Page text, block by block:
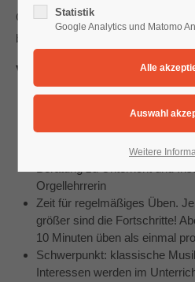
Orgelspiel sein, man kann aber
beginnen.
Voraussetzungen
Freude daran, Orgelspielen
Mindestalter: ca. 7 - 8 Jahre
ein Klavier oder E-Piano zum
elektronische Orgel
Orgellehrrerin
Zeit für regelmäßiges Üben.
größer sind die Fortschritte!
10 Minuten üben als einmal
Schwerpunkt: klassische
Interessen werden im
Statistik
Google Analytics und Matomo
Weitere